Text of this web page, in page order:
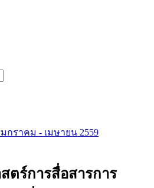
มกราคม - เมษายน 2559
ตร์การสื่อสารการ